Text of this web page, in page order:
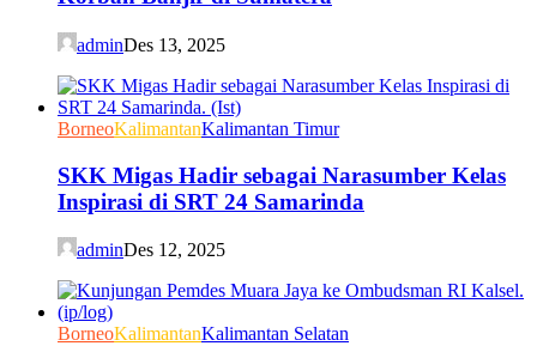
adminDes 13, 2025
BorneoKalimantanKalimantan Timur
SKK Migas Hadir sebagai Narasumber Kelas
Inspirasi di SRT 24 Samarinda
adminDes 12, 2025
BorneoKalimantanKalimantan Selatan